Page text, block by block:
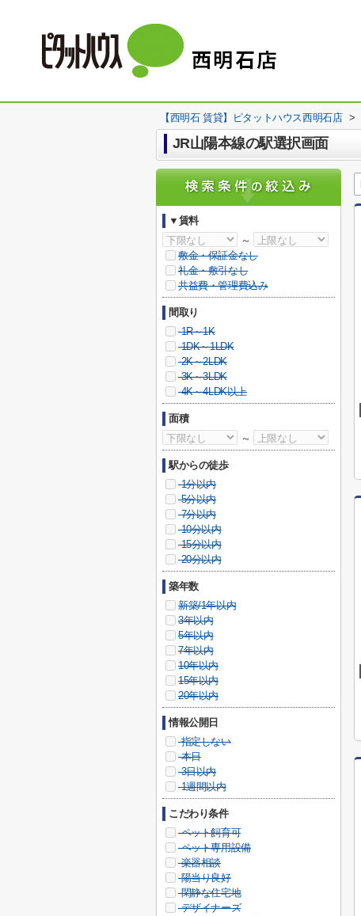
【西明石 賃貸】ピタットハウス西明石店 >
JR山陽本線の駅選択画面
▼賃料
～
敷金・保証金なし
礼金・敷引なし
共益費・管理費込み
間取り
1R～1K
1DK～1LDK
2K～2LDK
3K～3LDK
4K～4LDK以上
面積
～
駅からの徒歩
1分以内
5分以内
7分以内
10分以内
15分以内
20分以内
築年数
新築/1年以内
3年以内
5年以内
7年以内
10年以内
15年以内
20年以内
情報公開日
指定しない
本日
3日以内
1週間以内
こだわり条件
ペット飼育可
ペット専用設備
楽器相談
陽当り良好
閑静な住宅地
デザイナーズ